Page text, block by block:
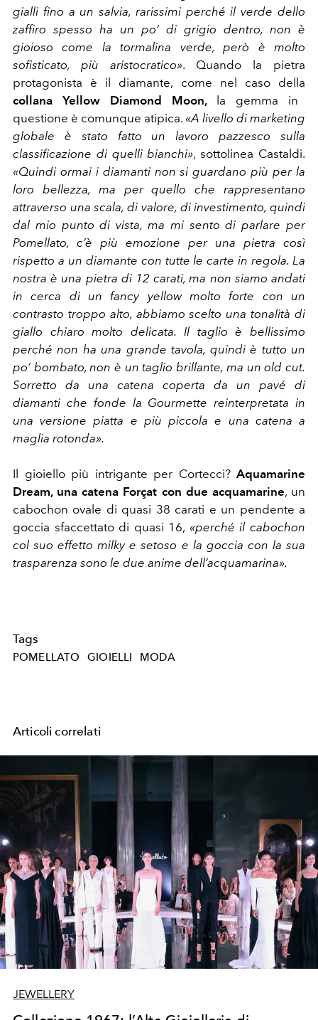
gialli fino a un salvia, rarissimi perché il verde dello
zaffiro spesso ha un po’ di grigio dentro, non è
gioioso come la tormalina verde, però è molto
sofisticato, più aristocratico». Quando la pietra
protagonista è il diamante, come nel caso della
collana Yellow Diamond Moon,la gemma in
questione è comunque atipica. «A livello di marketing
globale è stato fatto un lavoro pazzesco sulla
classificazione di quelli bianchi», sottolinea Castaldi.
«Quindi ormai i diamanti non si guardano più per la
loro bellezza, ma per quello che rappresentano
attraverso una scala, di valore, di investimento, quindi
dal mio punto di vista, ma mi sento di parlare per
Pomellato, c’è più emozione per una pietra così
rispetto a un diamante con tutte le carte in regola. La
nostra è una pietra di 12 carati, ma non siamo andati
in cerca di un fancy yellow molto forte con un
contrasto troppo alto, abbiamo scelto una tonalità di
giallo chiaro molto delicata. Il taglio è bellissimo
perché non ha una grande tavola, quindi è tutto un
po’ bombato, non è un taglio brillante, ma un old cut.
Sorretto da una catena coperta da un pavé di
diamanti che fonde la Gourmette reinterpretata in
una versione piatta e più piccola e una catena a
maglia rotonda».
Il gioiello più intrigante per Cortecci? Aquamarine
Dream, una catena Forçat con due acquamarine, un
cabochon ovale di quasi 38 carati e un pendente a
goccia sfaccettato di quasi 16, «perché il cabochon
col suo effetto milky e setoso e la goccia con la sua
trasparenza sono le due anime dell’acquamarina».
Tags
POMELLATO GIOIELLI MODA
Articoli correlati
JEWELLERY